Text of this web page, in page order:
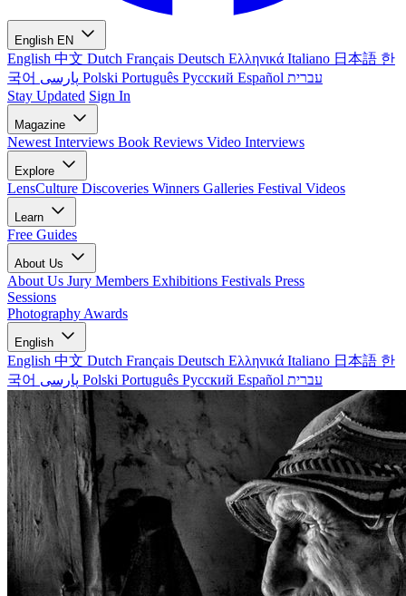
English EN
English 中文 Dutch Français Deutsch Ελληνικά Italiano 日本語 한
국어
Polski Português Русский Español עברית
Stay Updated Sign In
Magazine
Newest Interviews Book Reviews Video Interviews
Explore
LensCulture Discoveries Winners Galleries Festival Videos
Learn
Free Guides
About Us
About Us Jury Members Exhibitions Festivals Press
Sessions
Photography Awards
English
English 中文 Dutch Français Deutsch Ελληνικά Italiano 日本語 한
국어
Polski Português Русский Español עברית